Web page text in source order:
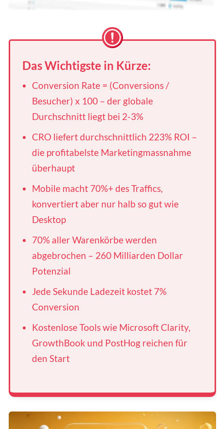
Das Wichtigste in Kürze:
Conversion Rate = (Conversions /
Besucher) x 100 – der globale
Durchschnitt liegt bei 2-3%
CRO liefert durchschnittlich 223% ROI –
die profitabelste Marketingmassnahme
überhaupt
Mobile macht 70%+ des Traffics,
konvertiert aber nur halb so gut wie
Desktop
70% aller Warenkörbe werden
abgebrochen – 260 Milliarden Dollar
Potenzial
Jede Sekunde Ladezeit kostet 7%
Conversion
Kostenlose Tools wie Microsoft Clarity,
GrowthBook und PostHog reichen für
den Start